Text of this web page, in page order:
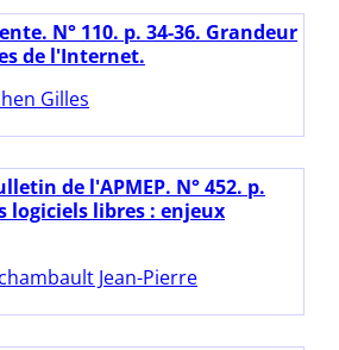
N° 110. p. 34-36. Grandeur
de l'Internet.
Gilles
de l'APMEP. N° 452. p.
logiciels libres : enjeux
Jean-Pierre